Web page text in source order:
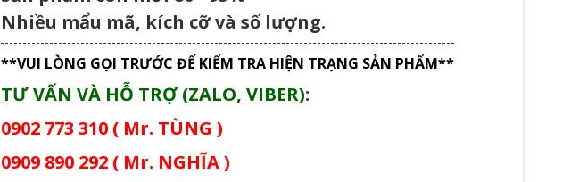
Nhiều mẩu mã, kích cỡ và số lượng.
**VUI LÒNG GỌI TRƯỚC ĐỂ KIỂM TRA HIỆN TRẠNG SẢN PHẨM**
TƯ VẤN VÀ HỖ TRỢ (ZALO, VIBER):
0902 773 310 ( Mr. TÙNG )
0909 890 292 ( Mr. NGHĨA )